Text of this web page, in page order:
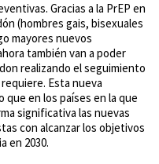
Gracias a la PrEP en
(hombres gais, bisexuales
mayores nuevos
también van a poder
realizando el seguimiento
Esta nueva
en los países en la que
significativa las nuevas
con alcanzar los objetivos
en 2030.